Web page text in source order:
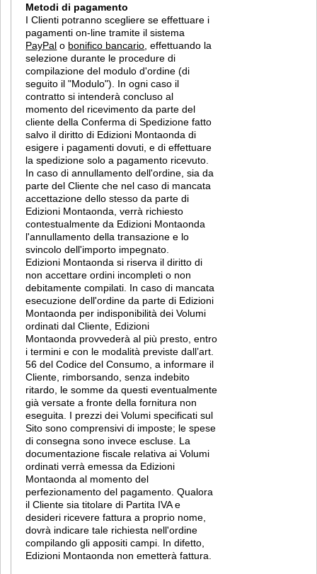
Metodi di pagamento
I Clienti potranno scegliere se effettuare i
pagamenti on-line tramite il sistema
PayPal o bonifico bancario , effettuando la
selezione durante le procedure di
compilazione del modulo d'ordine (di
seguito il "Modulo"). In ogni caso il
contratto si intenderà concluso al
momento del ricevimento da parte del
cliente della Conferma di Spedizione fatto
salvo il diritto di Edizioni Montaonda di
esigere i pagamenti dovuti, e di effettuare
la spedizione solo a pagamento ricevuto.
In caso di annullamento dell'ordine, sia da
parte del Cliente che nel caso di mancata
accettazione dello stesso da parte di
Edizioni Montaonda, verrà richiesto
contestualmente da Edizioni Montaonda
l'annullamento della transazione e lo
svincolo dell'importo impegnato.
Edizioni Montaonda si riserva il diritto di
non accettare ordini incompleti o non
debitamente compilati. In caso di mancata
esecuzione dell'ordine da parte di Edizioni
Montaonda per indisponibilità dei Volumi
ordinati dal Cliente, Edizioni
Montaonda provvederà al più presto, entro
i termini e con le modalità previste dall’art.
56 del Codice del Consumo, a informare il
Cliente, rimborsando, senza indebito
ritardo, le somme da questi eventualmente
già versate a fronte della fornitura non
eseguita. I prezzi dei Volumi specificati sul
Sito sono comprensivi di imposte; le spese
di consegna sono invece escluse. La
documentazione fiscale relativa ai Volumi
ordinati verrà emessa da Edizioni
Montaonda al momento del
perfezionamento del pagamento. Qualora
il Cliente sia titolare di Partita IVA e
desideri ricevere fattura a proprio nome,
dovrà indicare tale richiesta nell'ordine
compilando gli appositi campi. In difetto,
Edizioni Montaonda non emetterà fattura.